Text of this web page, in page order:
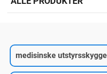
medisinske